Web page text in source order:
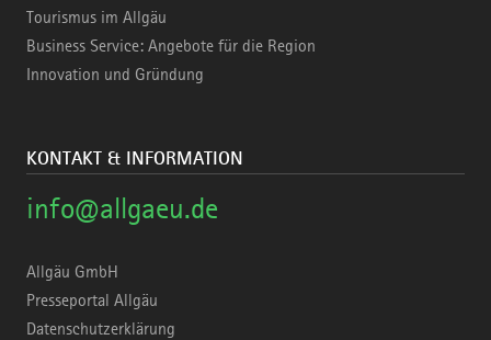
Tourismus im Allgäu
Business Service: Angebote für die Region
Innovation und Gründung
KONTAKT & INFORMATION
info@allgaeu.de
Allgäu GmbH
Presseportal Allgäu
Datenschutzerklärung